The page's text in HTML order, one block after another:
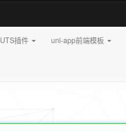
UTS插件 uni-app前端模板